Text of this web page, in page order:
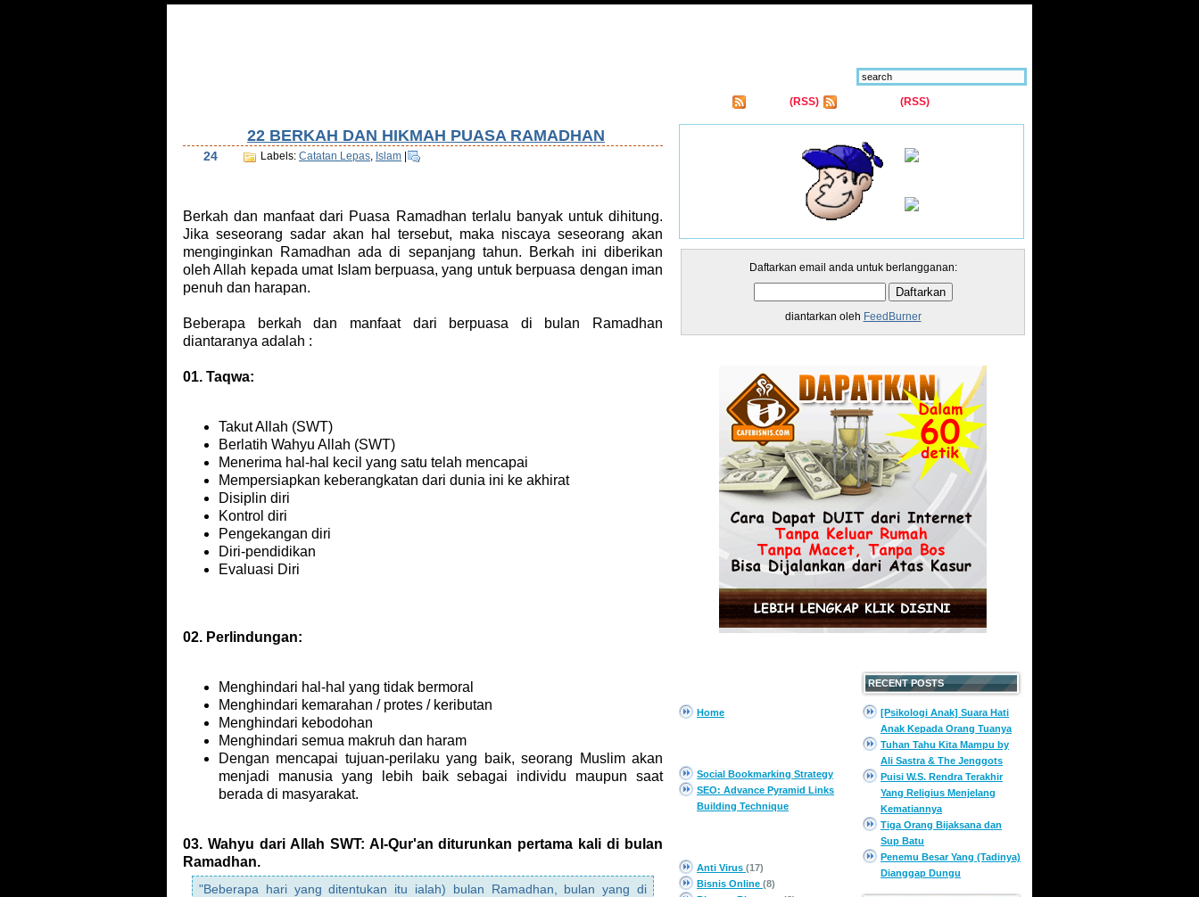
(RSS) (RSS)
24
22 BERKAH DAN HIKMAH PUASA RAMADHAN
Labels: Catatan Lepas, Islam
Berkah dan manfaat dari Puasa Ramadhan terlalu banyak untuk dihitung.
Jika seseorang sadar akan hal tersebut, maka niscaya seseorang akan
menginginkan Ramadhan ada di sepanjang tahun. Berkah ini diberikan
oleh Allah kepada umat Islam berpuasa, yang untuk berpuasa dengan iman
penuh dan harapan.
Beberapa berkah dan manfaat dari berpuasa di bulan Ramadhan
diantaranya adalah :
01. Taqwa:
Takut Allah (SWT)
Berlatih Wahyu Allah (SWT)
Menerima hal-hal kecil yang satu telah mencapai
Mempersiapkan keberangkatan dari dunia ini ke akhirat
Disiplin diri
Kontrol diri
Pengekangan diri
Diri-pendidikan
Evaluasi Diri
02. Perlindungan:
Menghindari hal-hal yang tidak bermoral
Menghindari kemarahan / protes / keributan
Menghindari kebodohan
Menghindari semua makruh dan haram
Dengan mencapai tujuan-perilaku yang baik, seorang Muslim akan
menjadi manusia yang lebih baik sebagai individu maupun saat
berada di masyarakat.
03. Wahyu dari Allah SWT: Al-Qur'an diturunkan pertama kali di bulan
Ramadhan.
"Beberapa hari yang ditentukan itu ialah) bulan Ramadhan, bulan yang di
Daftarkan email anda untuk berlangganan:
diantarkan oleh FeedBurner
Home
Social Bookmarking Strategy
SEO: Advance Pyramid Links
Building Technique
Anti Virus (17)
Bisnis Online (8)
RECENT POSTS
[Psikologi Anak] Suara Hati
Anak Kepada Orang Tuanya
Tuhan Tahu Kita Mampu by
Ali Sastra & The Jenggots
Puisi W.S. Rendra Terakhir
Yang Religius Menjelang
Kematiannya
Tiga Orang Bijaksana dan
Sup Batu
Penemu Besar Yang (Tadinya)
Dianggap Dungu